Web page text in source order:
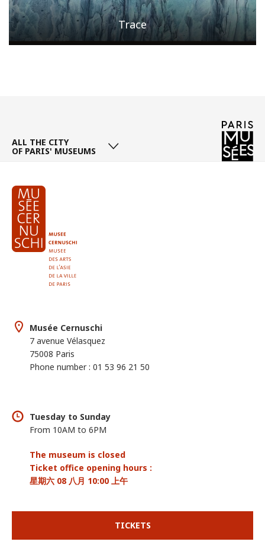
Trace
ALL THE CITY
OF PARIS' MUSEUMS
Musée Cernuschi
7 avenue Vélasquez
75008 Paris
Phone number : 01 53 96 21 50
Tuesday to Sunday
From 10AM to 6PM
The museum is closed
Ticket office opening hours :
星期六 08 八月 10:00 上午
TICKETS